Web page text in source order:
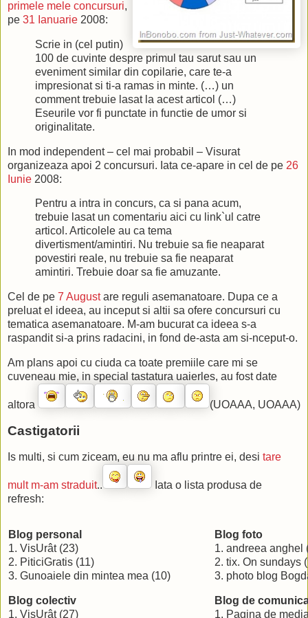
primele mele concursuri,
pe 31 Ianuarie 2008:
Scrie in (cel putin)
100 de cuvinte despre primul tau sarut sau un
eveniment similar din copilarie, care te-a
impresionat si ti-a ramas in minte. (…) un
comment trebuie lasat la acest articol (…)
Eseurile vor fi punctate in functie de umor si
originalitate.
In mod independent – cel mai probabil – Visurat
organizeaza apoi 2 concursuri. Iata ce-apare in cel de pe 26
Iunie 2008:
Pentru a intra in concurs, ca si pana acum,
trebuie lasat un comentariu aici cu link`ul catre
articol. Articolele au ca tema
divertisment/amintiri. Nu trebuie sa fie neaparat
povestiri reale, nu trebuie sa fie neaparat
amintiri. Trebuie doar sa fie amuzante.
Cel de pe 7 Augustare reguli asemanatoare. Dupa ce a
preluat el ideea, au inceput si altii sa ofere concursuri cu
tematica asemanatoare. M-am bucurat ca ideea s-a
raspandit si-a prins radacini, in fond de-asta am si-nceput-o.
Am plans apoi cu ciuda ca toate premiile care mi se
cuveneau mie, in special tastatura uaierles, au fost date
altora (UOAAA, UOAAA)
Castigatorii
Is multi, si cum ziceam, eu nu ma aflu printre ei, desi tare
mult m-am straduit..
Iata o lista produsa de
refresh:
Blog personal
1. VisUrât (23)
2. PiticiGratis (11)
3. Gunoaiele din mintea mea (10)
Blog colectiv
1. VisUrât (27)
Blog foto
1. andreea anghel
2. tix. On sundays
3. photo blog
Blog de
1. Pagina de